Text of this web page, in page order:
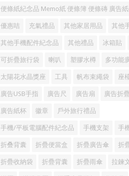
便條紙紀念品 Memo紙 便條簿 便條磚 廣告
優惠咭 充氣禮品 其他家居用品 其他
其他手機配件紀念品 其他禮品 冰箱貼
可折疊旅行袋 喇叭 塑膠水樽 多功能
太陽花水晶獎座 工具 帆布束繩袋 座
廣告USB手指 廣告尺 廣告扇 廣告折
廣告紙杯 徽章 戶外旅行禮品
手機/平板電腦配件紀念品 手機支架 手
折叠背囊 折疊便當盒 折疊廣告傘 折
折疊收納袋 折疊背囊 折疊雨傘 拉鍊